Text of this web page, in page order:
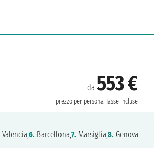
da 553 €
prezzo per persona Tasse incluse
Valencia,6. Barcellona,7. Marsiglia,8. Genova